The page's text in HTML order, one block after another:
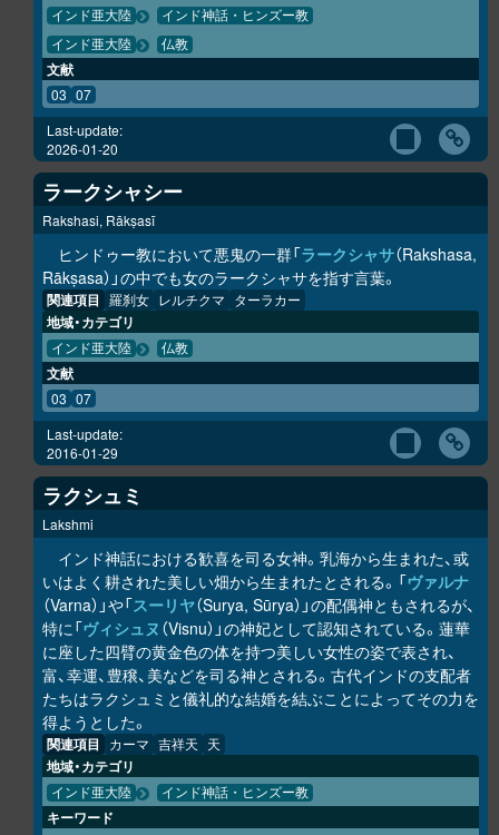
インド亜大陸
インド神話・ヒンズー教
インド亜大陸
仏教
文献
03 07
Last-update:
2026-01-20
ラークシャシー
Rakshasi, Rākṣasī
ヒンドゥー教において悪鬼の一群「ラークシャサ（Rakshasa,
Rākṣasa）」の中でも女のラークシャサを指す言葉。
関連項目 羅刹女 レルチクマ ターラカー
地域・カテゴリ
インド亜大陸 仏教
文献
03 07
Last-update:
2016-01-29
ラクシュミ
Lakshmi
インド神話における歓喜を司る女神。乳海から生まれた、或
いはよく耕された美しい畑から生まれたとされる。「ヴァルナ
（Varna）」や「スーリヤ（Surya, Sūrya）」の配偶神ともされるが、
特に「ヴィシュヌ （Visnu）」の神妃として認知されている。蓮華
に座した四臂の黄金色の体を持つ美しい女性の姿で表され、
富、幸運、豊穣、美などを司る神とされる。古代インドの支配者
たちはラクシュミと儀礼的な結婚を結ぶことによってその力を
得ようとした。
関連項目 カーマ 吉祥天 天
地域・カテゴリ
インド亜大陸 インド神話・ヒンズー教
キーワード